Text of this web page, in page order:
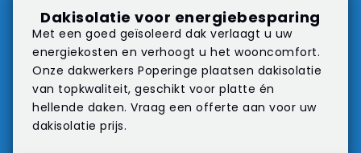
Dakisolatie voor energiebesparing
Met een goed geïsoleerd dak verlaagt u uw
energiekosten en verhoogt u het wooncomfort.
Onze dakwerkers Poperinge plaatsen dakisolatie
van topkwaliteit, geschikt voor platte én
hellende daken. Vraag een offerte aan voor uw
dakisolatie prijs.